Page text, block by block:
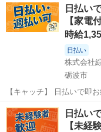
が／ ◆経験・スキルは不問！未経験でも、ブランクがあってもOK ◆
時給UPキャンペーン★...
富山 砺波市 油田駅
日払い
【家電
時給
日払い
株式会社
砺波市
【キャッチ】 日払いで即
1R寮に寮費0円で住める◎
時給1350円～1688円！ 【コメント】 弊社なら事前の職場見学が多
数！お仕事安心スタ...
富山 砺波市 工場
日払い
【未経